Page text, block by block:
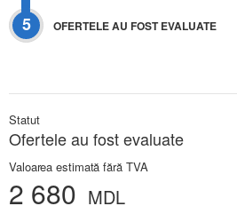
5 OFERTELE AU FOST EVALUATE
Statut
Ofertele au fost evaluate
Valoarea estimată fără TVA
2 680 MDL